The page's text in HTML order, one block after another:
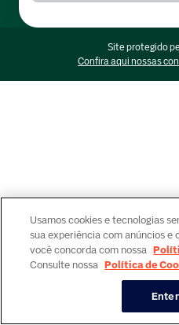
Site protegido
Confira aqui nossas
Usamos cookies e tecnologias
sua experiência com anúncios e
você concorda com nossa
Consulte nossa Política de